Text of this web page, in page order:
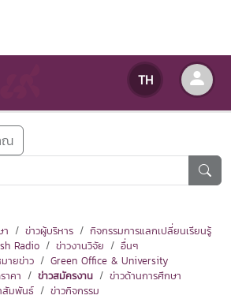
TH
ม
ณ
ข่าวผู้บริหาร
กิจกรรมการแลกเปลี่ยนเรียนรู้
Radio ข่าวงานวิจัย
อื่นๆ
ายข่าว
Green Office & University
าคา
ข่าวสมัครงาน
ข่าวด้านการศึกษา
สัมพันธ์ ข่าวกิจกรรม